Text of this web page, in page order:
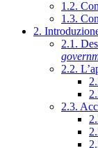
1.2.
1.3.
2.
2.1.
2.2.
2.3.